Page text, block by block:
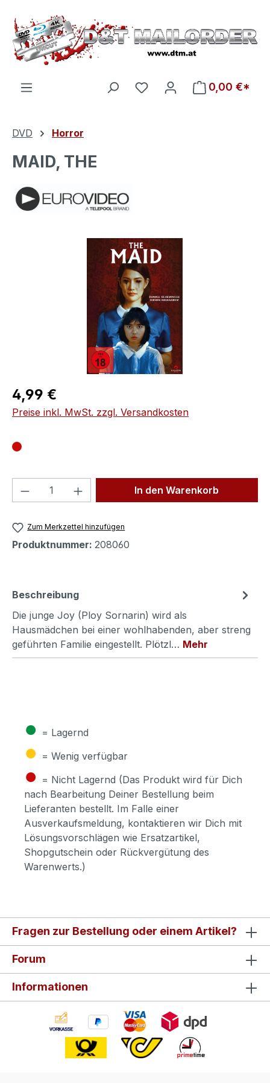
Zum Hauptinhalt springen
Du hast 0 Produkte auf
0,00 €*
DVD Horror
MAID, THE
Bildergalerie überspringen
Regulärer Preis:
4,99 €
Preise inkl. MwSt. zzgl. Versandkosten
Produkt Anzahl: Gib denIn den Warenkorb
Zum Merkzettel hinzufügen
Produktnummer: 208060
Beschreibung
Die junge Joy (Ploy Sornarin) wird als
Hausmädchen bei einer wohlhabenden, aber streng
geführten Familie eingestellt. Plötzl… Mehr
● = Lagernd
● = Wenig verfügbar
● = Nicht Lagernd (Das Produkt wird für Dich
nach Bearbeitung Deiner Bestellung beim
Lieferanten bestellt. Im Falle einer
Ausverkaufsmeldung, kontaktieren wir Dich mit
Lösungsvorschlägen wie Ersatzartikel,
Shopgutschein oder Rückvergütung des
Warenwerts.)
Fragen zur Bestellung oder einem Artikel?
Forum
Informationen